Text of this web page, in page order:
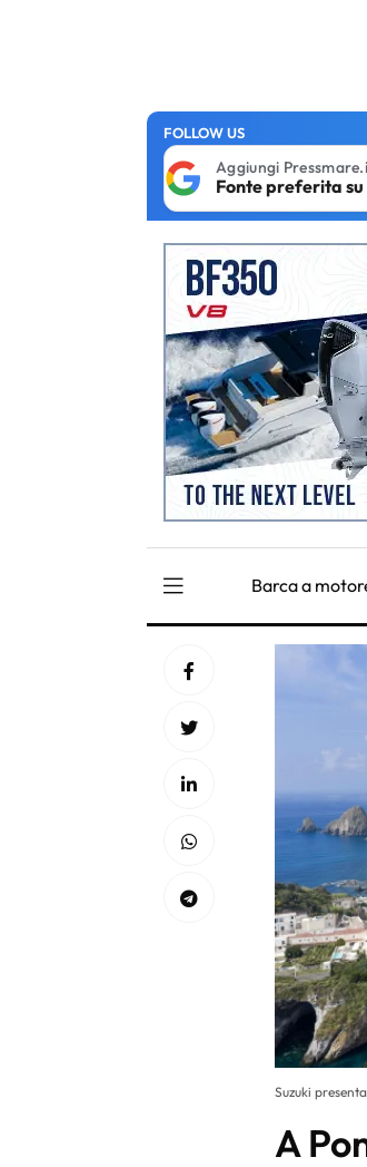
FOLLOW US
Aggiungi
Fonte preferita su
Barca a
Suzuki
A